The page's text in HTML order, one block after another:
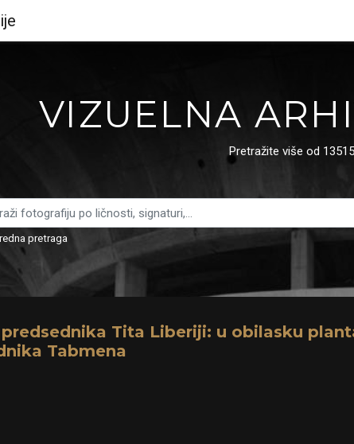
VIZUELNA
Pretražite više od
pretraga
Tita Liberiji: u obilasku
Tabmena